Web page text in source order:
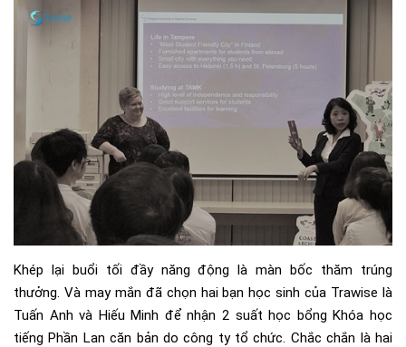
Khép lại buổi tối đầy năng động là màn bốc thăm trúng
thưởng. Và may mắn đã chọn hai bạn học sinh của Trawise là
Tuấn Anh và Hiếu Minh để nhận 2 suất học bổng Khóa học
tiếng Phần Lan căn bản do công ty tổ chức. Chắc chắn là hai